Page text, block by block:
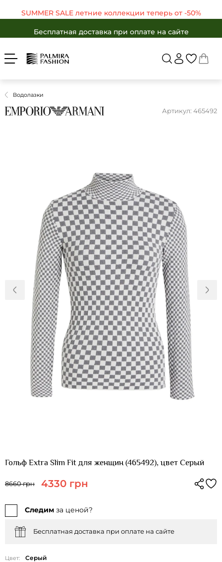
SUMMER SALE летние коллекции теперь от -50%
SUMMER SALE летние коллекции теперь от -50%
Бесплатная доставка при оплате на сайте
Бесплатная доставка при оплате на сайте
Войти УкрРус
ЖЕНЩИНАММУЖЧИНАМ
ОБУВЬ
Избранные товары
Корзина
О нас
Доставка и
оплата
Новости
Возвращение
и обмен
Откуда о
магазине
Вопросы и
ответы
Контакты
Palmira Club
Уход
+38(050)4840005
Вернуться в
Каталог
OUTLET
Водолазки
Артикул: 465492
Гольф Extra Slim Fit для женщин (465492), цвет Серый
8660 грн 4330 грн
Следим за ценой?
Бесплатная доставка при оплате на сайте
Цвет: Серый